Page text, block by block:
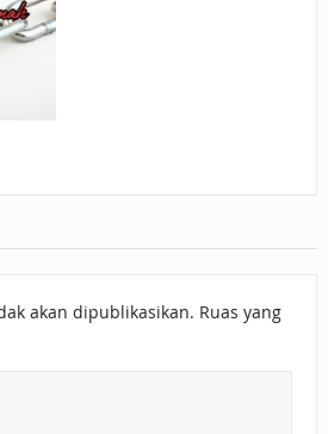
akan dipublikasikan. Ruas yang